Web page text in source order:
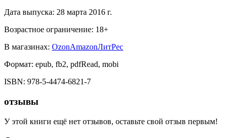
Дата выпуска: 28 марта 2016 г.
Возрастное ограничение: 18+
В магазинах: OzonAmazonЛитРес
Формат: epub, fb2, pdfRead, mobi
ISBN: 978-5-4474-6821-7
отзывы
У этой книги ещё нет отзывов, оставьте свой отзыв первым!